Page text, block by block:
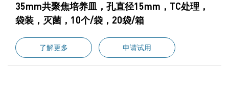
35mm共聚焦培养皿，孔直径15mm，TC处理，
袋装，灭菌，10个/袋，20袋/箱
了解更多 申请试用